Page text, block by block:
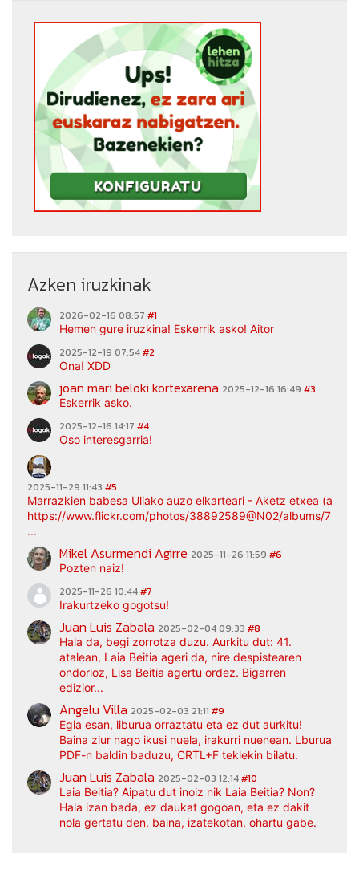
Azken iruzkinak
2026-02-16 08:57 #1
Hemen gure iruzkina! Eskerrik asko! Aitor
2025-12-19 07:54#2
Ona! XDD
joan mari beloki kortexarena 2025-12-16 16:49 #3
Eskerrik asko.
2025-12-16 14:17 #4
Oso interesgarria!
2025-11-29 11:43 #5
Marrazkien babesa Uliako auzo elkarteari - Aketz etxea
https://www.flickr.com/photos/38892589@N02/albums/
...
Mikel Asurmendi Agirre 2025-11-26 11:59 #6
Pozten naiz!
2025-11-26 10:44#7
Irakurtzeko gogotsu!
Juan Luis Zabala 2025-02-04 09:33 #8
Hala da, begi zorrotza duzu. Aurkitu dut: 41.
atalean, Laia Beitia ageri da, nire despistearen
ondorioz, Lisa Beitia agertu ordez. Bigarren
edizior...
Angelu Villa 2025-02-03 21:11 #9
Egia esan, liburua orraztatu eta ez dut aurkitu!
Baina ziur nago ikusi nuela, irakurri nuenean. Lburua
PDF-n baldin baduzu, CRTL+F teklekin bilatu.
Juan Luis Zabala 2025-02-03 12:14#10
Laia Beitia? Aipatu dut inoiz nik Laia Beitia? Non?
Hala izan bada, ez daukat gogoan, eta ez dakit
nola gertatu den, baina, izatekotan, ohartu gabe.